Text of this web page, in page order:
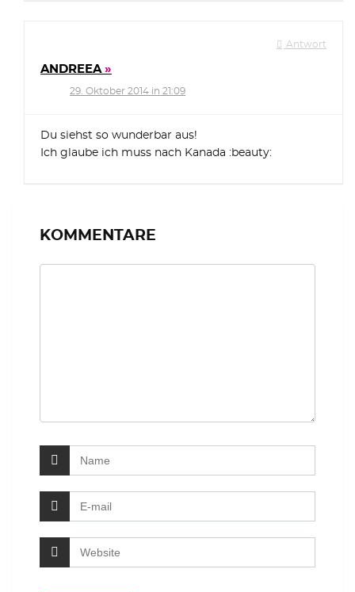
Antwort
ANDREEA
29. Oktober 2014 in 21:09
Du siehst so wunderbar aus!
Ich glaube ich muss nach Kanada :beauty:
KOMMENTARE